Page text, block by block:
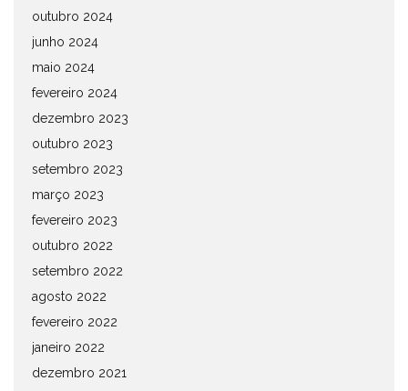
outubro 2024
junho 2024
maio 2024
fevereiro 2024
dezembro 2023
outubro 2023
setembro 2023
março 2023
fevereiro 2023
outubro 2022
setembro 2022
agosto 2022
fevereiro 2022
janeiro 2022
dezembro 2021